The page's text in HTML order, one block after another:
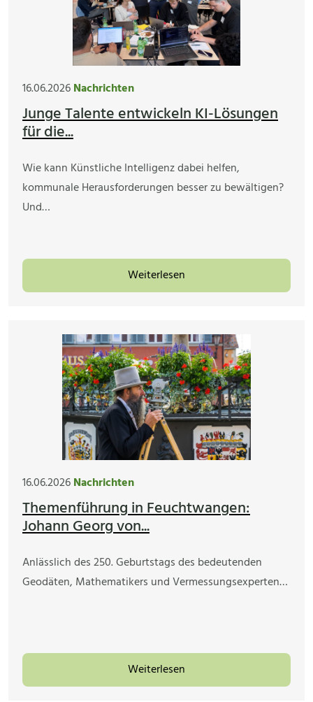
16.06.2026Nachrichten
Junge Talente entwickeln KI-Lösungen
für die...
Wie kann Künstliche Intelligenz dabei helfen,
kommunale Herausforderungen besser zu bewältigen?
Und…
Weiterlesen
16.06.2026Nachrichten
Themenführung in Feuchtwangen:
Johann Georg von...
Anlässlich des 250. Geburtstags des bedeutenden
Geodäten, Mathematikers und Vermessungsexperten…
Weiterlesen